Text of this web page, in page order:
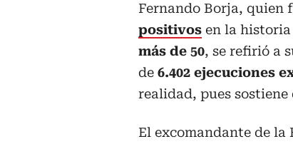
Fernando Borja, quien
positivos en la
más de 50, se refirió a
de 6.402 ejecuciones
realidad, pues sostiene
El excomandante de la